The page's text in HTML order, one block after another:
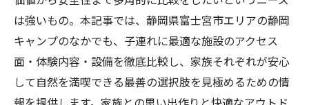
は強いもの。本記事では、静岡県富士宮市エリアの静岡
キャンプのなかでも、子連れに最適な施設のアクセス
面・体験内容・設備を徹底比較し、家族それぞれが安心
して自然を満喫できる最善の選択肢を見極めるための情